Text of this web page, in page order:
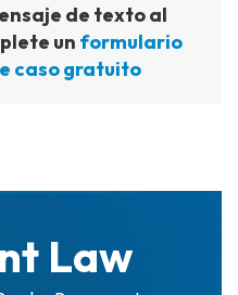
de texto al
un formulario
caso gratuito
Law